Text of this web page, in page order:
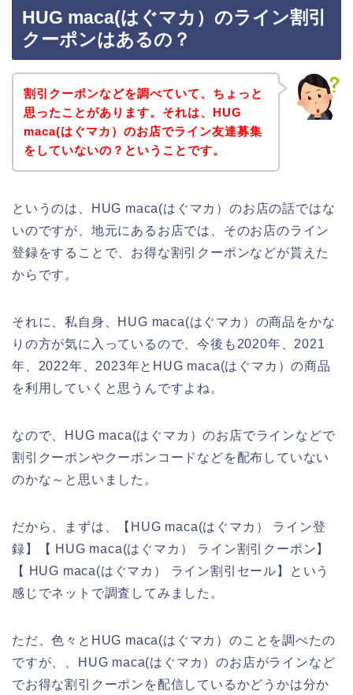
HUG maca(はぐマカ）のライン割引
クーポンはあるの？
割引クーポンなどを調べていて、ちょっと
思ったことがあります。それは、HUG
maca(はぐマカ）のお店でライン友達募集
をしていないの？ということです。
というのは、HUG maca(はぐマカ）のお店の話ではな
いのですが、地元にあるお店では、そのお店のライン
登録をすることで、お得な割引クーポンなどが貰えた
からです。
それに、私自身、HUG maca(はぐマカ）の商品をかな
りの方が気に入っているので、今後も2020年、2021
年、2022年、2023年とHUG maca(はぐマカ）の商品
を利用していくと思うんですよね。
なので、HUG maca(はぐマカ）のお店でラインなどで
割引クーポンやクーポンコードなどを配布していない
のかな～と思いました。
だから、まずは、【HUG maca(はぐマカ） ライン登
録】【 HUG maca(はぐマカ） ライン割引クーポン】
【 HUG maca(はぐマカ） ライン割引セール】という
感じでネットで調査してみました。
ただ、色々とHUG maca(はぐマカ）のことを調べたの
ですが、、HUG maca(はぐマカ）のお店がラインなど
でお得な割引クーポンを配信しているかどうかは分か